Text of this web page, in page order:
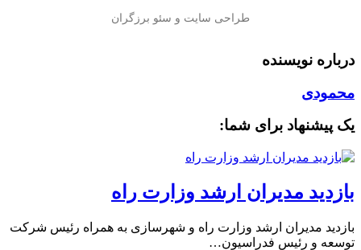
درباره نویسنده
محمودی
یک پیشنهاد برای شما:
بازدید مدیران ارشد وزارت راه
بازدید مدیران ارشد وزارت راه و شهرسازی به همراه رئیس شرکت
توسعه و رئیس فدراسیون…